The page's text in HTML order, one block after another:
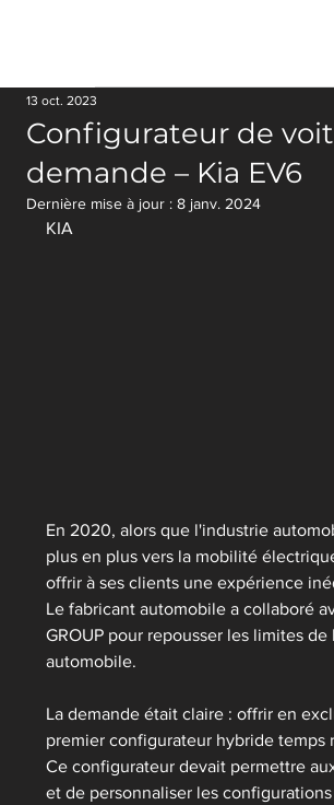
Configurateur de
demande – Kia EV6
13 oct. 2023
Dernière mise à jour :8 janv. 2024
KIA
En 2020, alors que l'industrie
plus en plus vers la mobilité
offrir à ses clients une expérience
Le fabricant automobile a collaboré
GROUP pour repousser les limites
automobile.
La demande était claire : offrir en
premier configurateur hybride temps
Ce configurateur devait permettre
et de personnaliser les